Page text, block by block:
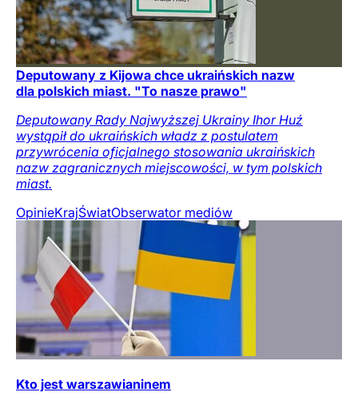
Deputowany z Kijowa chce ukraińskich nazw
dla polskich miast. "To nasze prawo"
Deputowany Rady Najwyższej Ukrainy Ihor Huź
wystąpił do ukraińskich władz z postulatem
przywrócenia oficjalnego stosowania ukraińskich
nazw zagranicznych miejscowości, w tym polskich
miast.
OpinieKrajŚwiatObserwator mediów
Kto jest warszawianinem